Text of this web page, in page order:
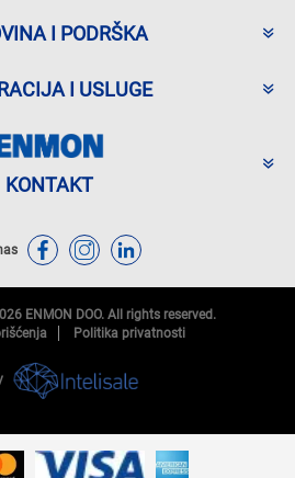
I PODRŠKA
I USLUGE
KONTAKT
ENMON DOO. All rights reserved.
Politika privatnosti